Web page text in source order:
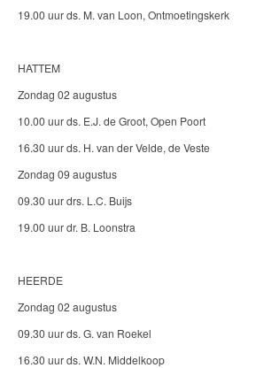
19.00 uur ds. M. van Loon, Ontmoetingskerk
HATTEM
Zondag 02 augustus
10.00 uur ds. E.J. de Groot, Open Poort
16.30 uur ds. H. van der Velde, de Veste
Zondag 09 augustus
09.30 uur drs. L.C. Buijs
19.00 uur dr. B. Loonstra
HEERDE
Zondag 02 augustus
09.30 uur ds. G. van Roekel
16.30 uur ds. W.N. Middelkoop